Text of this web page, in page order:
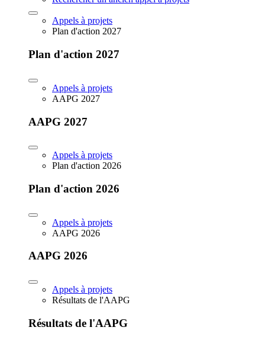
Appels à projets
Plan d'action 2027
Plan d'action 2027
Appels à projets
AAPG 2027
AAPG 2027
Appels à projets
Plan d'action 2026
Plan d'action 2026
Appels à projets
AAPG 2026
AAPG 2026
Appels à projets
Résultats de l'AAPG
Résultats de l'AAPG